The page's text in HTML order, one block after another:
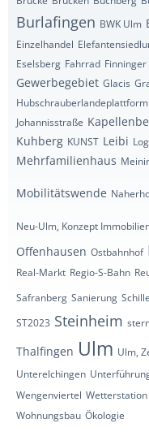
Burlafingen BWK Ulm
Einzelhandel
Eselsberg Fahrrad
Gewerbegebiet Glacis
Hubschrauberlandeplattform
Johannisstraße
Kuhberg KUNST Leibi
Mehrfamilienhaus
Mobilitätswende
Neu-Ulm, Konzept
Offenhausen Ostbahnhof
Real-Markt Regio-S-Bahn
Safranberg Sanierung
ST2023 Steinheim
Thalfingen Ulm Ulm,
Unterelchingen
Wengenviertel Wetterstation
Wohnungsbau Ökologie